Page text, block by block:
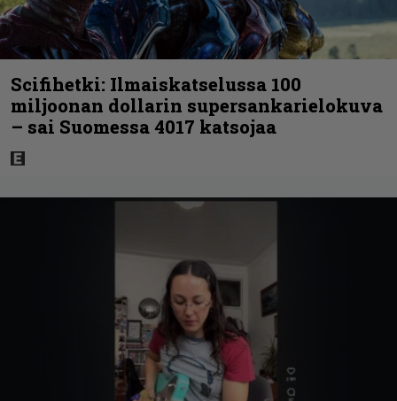
Scifihetki: Ilmaiskatselussa 100
miljoonan dollarin supersankarielokuva
– sai Suomessa 4017 katsojaa